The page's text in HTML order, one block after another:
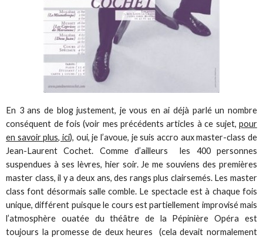
En 3 ans de blog justement, je vous en ai déjà parlé un nombre
conséquent de fois (voir mes précédents articles à ce sujet, pour
en savoir plus, ici), oui, je l’avoue, je suis accro aux master-class de
Jean-Laurent Cochet. Comme d’ailleurs les 400 personnes
suspendues à ses lèvres, hier soir. Je me souviens des premières
master class, il y a deux ans, des rangs plus clairsemés. Les master
class font désormais salle comble. Le spectacle est à chaque fois
unique, différent puisque le cours est partiellement improvisé mais
l’atmosphère ouatée du théâtre de la Pépinière Opéra est
toujours la promesse de deux heures (cela devait normalement